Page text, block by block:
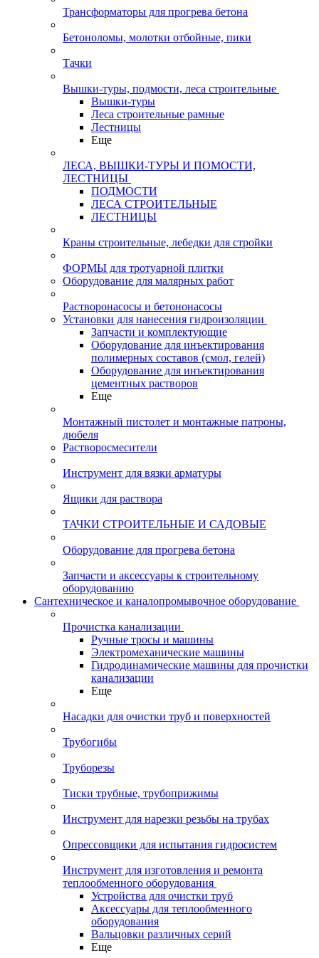
Трансформаторы для прогрева бетона
Бетоноломы, молотки отбойные, пики
Тачки
Вышки-туры, подмости, леса строительные
Вышки-туры
Леса строительные рамные
Лестницы
Еще
ЛЕСА, ВЫШКИ-ТУРЫ И ПОМОСТИ,
ЛЕСТНИЦЫ
ПОДМОСТИ
ЛЕСА СТРОИТЕЛЬНЫЕ
ЛЕСТНИЦЫ
Краны строительные, лебедки для стройки
ФОРМЫ для тротуарной плитки
Оборудование для малярных работ
Растворонасосы и бетононасосы
Установки для нанесения гидроизоляции
Запчасти и комплектующие
Оборудование для инъектирования
полимерных составов (смол, гелей)
Оборудование для инъектирования
цементных растворов
Еще
Монтажный пистолет и монтажные патроны,
дюбеля
Растворосмесители
Инструмент для вязки арматуры
Ящики для раствора
ТАЧКИ СТРОИТЕЛЬНЫЕ И САДОВЫЕ
Оборудование для прогрева бетона
Запчасти и аксессуары к строительному
оборудованию
Сантехническое и каналопромывочное оборудование
Прочистка канализации
Ручные тросы и машины
Электромеханические машины
Гидродинамические машины для прочистки
канализации
Еще
Насадки для очистки труб и поверхностей
Трубогибы
Труборезы
Тиски трубные, трубоприжимы
Инструмент для нарезки резьбы на трубах
Опрессовщики для испытания гидросистем
Инструмент для изготовления и ремонта
теплообменного оборудования
Устройства для очистки труб
Аксессуары для теплообменного
оборудования
Вальцовки различных серий
Еще